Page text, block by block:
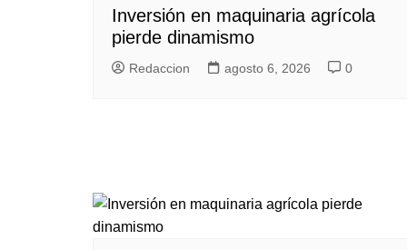
Inversión en maquinaria agrícola
pierde dinamismo
Redaccion agosto 6, 2026 0